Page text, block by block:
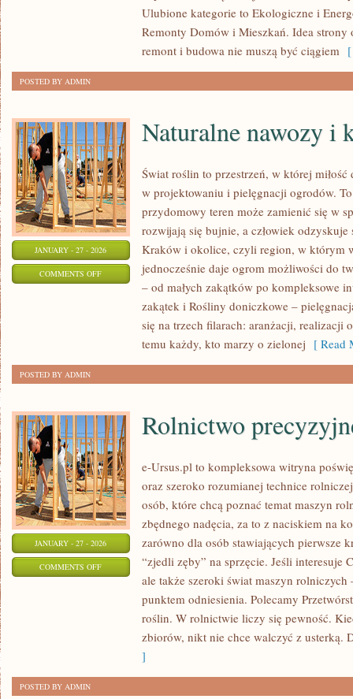
Ulubione kategorie to Ekologiczne i
Remonty Domów i Mieszkań. Idea strony
remont i budowa nie muszą być ciągiem
POSTED BY ADMIN
JANUARY - 27 - 2026
COMMENTS OFFON
NATURALNE
KOMPOSTOWANIE
Naturalne nawozy i
Świat roślin to przestrzeń, w której
w projektowaniu i pielęgnacji ogrodów.
przydomowy teren może zamienić się w
rozwijają się bujnie, a człowiek
Kraków i okolice, czyli region, w którym
jednocześnie daje ogrom możliwości do
– od małych zakątków po kompleksowe
zakątek i Rośliny doniczkowe –
się na trzech filarach: aranżacji, realizacji
temu każdy, kto marzy o zielonej [ Read
POSTED BY ADMIN
JANUARY - 27 - 2026
COMMENTS OFFON
ROLNICTWO
PRECYZYJNE
Rolnictwo
e-Ursus.pl to kompleksowa witryna
oraz szeroko rozumianej technice
osób, które chcą poznać temat maszyn
zbędnego nadęcia, za to z naciskiem na
zarówno dla osób stawiających pierwsze
“zjedli zęby” na sprzęcie. Jeśli interesuje
ale także szeroki świat maszyn rolniczych
punktem odniesienia. Polecamy
roślin. W rolnictwie liczy się pewność.
zbiorów, nikt nie chce walczyć z usterką.
]
POSTED BY ADMIN